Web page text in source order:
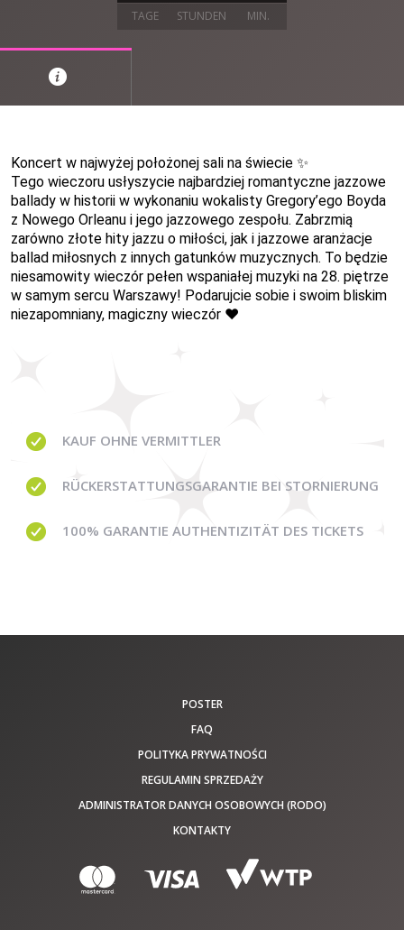
TAGE STUNDEN MIN.
Koncert w najwyżej położonej sali na świecie ✨
Tego wieczoru usłyszycie najbardziej romantyczne jazzowe
ballady w historii w wykonaniu wokalisty Gregory’ego Boyda
z Nowego Orleanu i jego jazzowego zespołu. Zabrzmią
zarówno złote hity jazzu o miłości, jak i jazzowe aranżacje
ballad miłosnych z innych gatunków muzycznych. To będzie
niesamowity wieczór pełen wspaniałej muzyki na 28. piętrze
w samym sercu Warszawy! Podarujcie sobie i swoim bliskim
niezapomniany, magiczny wieczór ❤️
KAUF OHNE VERMITTLER
RÜCKERSTATTUNGSGARANTIE BEI STORNIERUNG
100% GARANTIE AUTHENTIZITÄT DES TICKETS
POSTER
FAQ
POLITYKA PRYWATNOŚCI
REGULAMIN SPRZEDAŻY
ADMINISTRATOR DANYCH OSOBOWYCH (RODO)
KONTAKTY